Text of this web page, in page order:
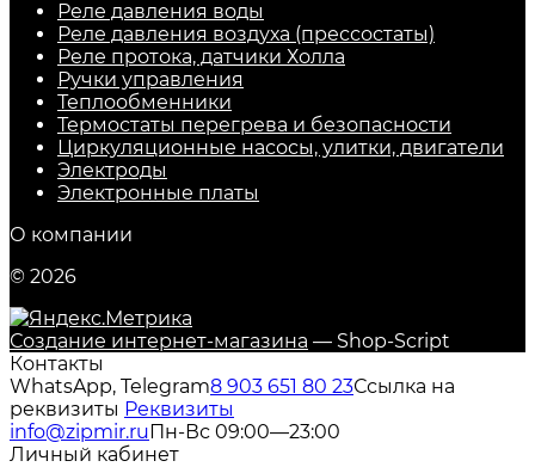
Реле давления воды
Реле давления воздуха (прессостаты)
Реле протока, датчики Холла
Ручки управления
Теплообменники
Термостаты перегрева и безопасности
Циркуляционные насосы, улитки, двигатели
Электроды
Электронные платы
О компании
© 2026
Создание интернет-магазина — Shop-Script
Контакты
WhatsApp, Telegram8 903 651 80 23Ссылка на
реквизиты Реквизиты
info@zipmir.ru Пн-Вс 09:00—23:00
Личный кабинет